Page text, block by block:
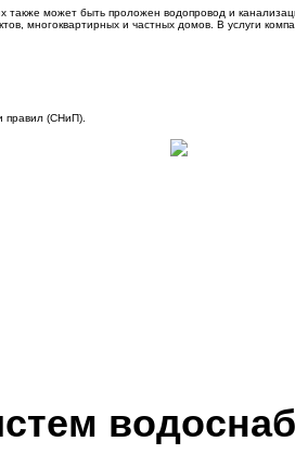
также может быть проложен водопровод и
многоквартирных и частных домов. В услуги
правил (СНиП).